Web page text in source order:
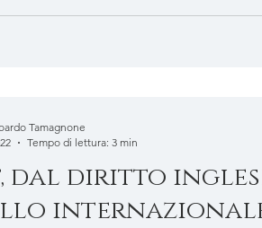
dal diritto
Tamagnone
Tempo di lettura: 3 min